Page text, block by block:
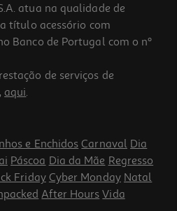
atua na qualidade de
título acessório com
Banco de Portugal com o nº
de serviços de
aqui.
e Enchidos Carnaval Dia
Páscoa Dia da Mãe Regresso
Friday Cyber Monday Natal
After Hours Vida